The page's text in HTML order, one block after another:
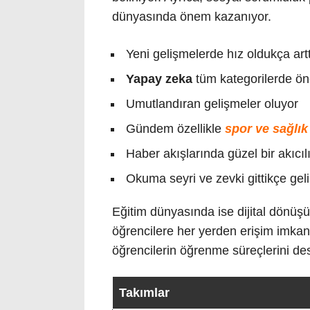
dünyasında önem kazanıyor.
Yeni gelişmelerde hız oldukça
Yapay zeka tüm kategorilerde
Umutlandıran gelişmeler oluyor
Gündem özellikle spor ve sağlık
Haber akışlarında güzel bir
Okuma seyri ve zevki gittikçe
Eğitim dünyasında ise dijital
öğrencilere her yerden erişim
öğrencilerin öğrenme süreçlerini
Takımlar